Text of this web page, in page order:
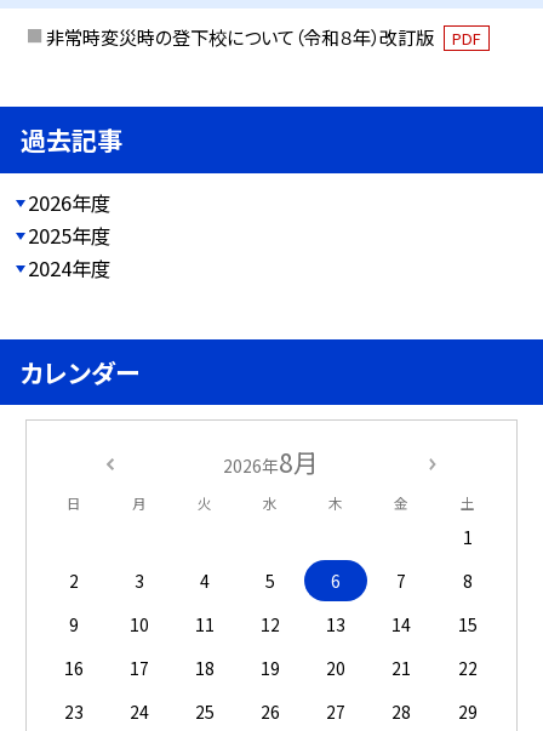
非常時変災時の登下校について（令和８年）改訂版 PDF
過去記事
2026年度
2025年度
2024年度
カレンダー
2026年8月
日 月 火 水 木 金 土
1
2
3 4 5 6 7
8
9
10 11 12 13 14
15
16
17 18 19 20 21
22
23
24 25 26 27 28
29